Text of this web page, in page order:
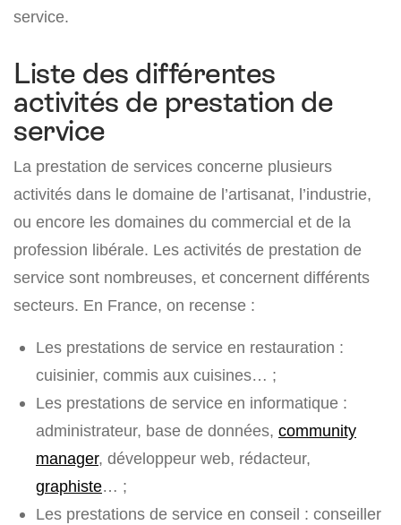
service.
Liste des différentes
activités de prestation de
service
La prestation de services concerne plusieurs
activités dans le domaine de l’artisanat, l’industrie,
ou encore les domaines du commercial et de la
profession libérale. Les activités de prestation de
service sont nombreuses, et concernent différents
secteurs. En France, on recense :
Les prestations de service en restauration :
cuisinier, commis aux cuisines… ;
Les prestations de service en informatique :
administrateur, base de données, community
manager, développeur web, rédacteur,
graphiste… ;
Les prestations de service en conseil : conseiller